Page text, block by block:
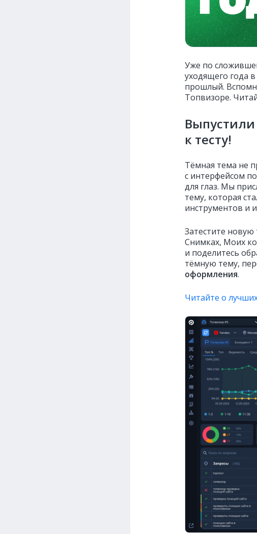
Уже по
уходящего года
прошлый.
Топвизоре.
к тесту!
Тёмная тема не
с интерфейсом
для глаз. Мы
тему, которая
инструментов и
Затестите
Снимках, Моих
и поделитесь
тёмную тему,
оформления.
Читайте о